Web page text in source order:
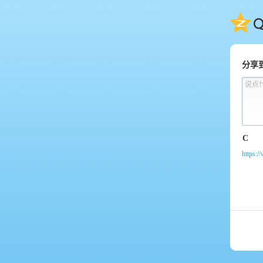
QQ
分享
说点
https://